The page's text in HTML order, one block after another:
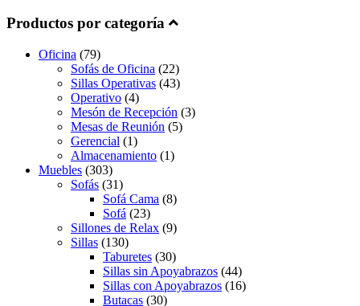
Productos por categoría
Oficina (79)
Sofás de Oficina (22)
Sillas Operativas (43)
Operativo (4)
Mesón de Recepción (3)
Mesas de Reunión (5)
Gerencial (1)
Almacenamiento (1)
Muebles (303)
Sofás (31)
Sofá Cama (8)
Sofá (23)
Sillones de Relax (9)
Sillas (130)
Taburetes (30)
Sillas sin Apoyabrazos (44)
Sillas con Apoyabrazos (16)
Butacas (30)